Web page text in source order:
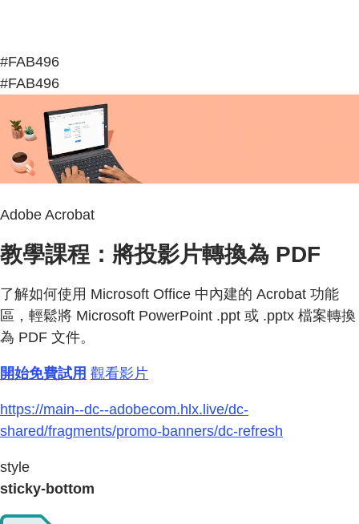
#FAB496
#FAB496
Adobe Acrobat
教學課程：將投影片轉換為 PDF
了解如何使用 Microsoft Office 中內建的 Acrobat 功能
區，輕鬆將 Microsoft PowerPoint .ppt 或 .pptx 檔案轉換
為 PDF 文件。
開始免費試用 觀看影片
https://main--dc--adobecom.hlx.live/dc-
shared/fragments/promo-banners/dc-refresh
style
sticky-bottom